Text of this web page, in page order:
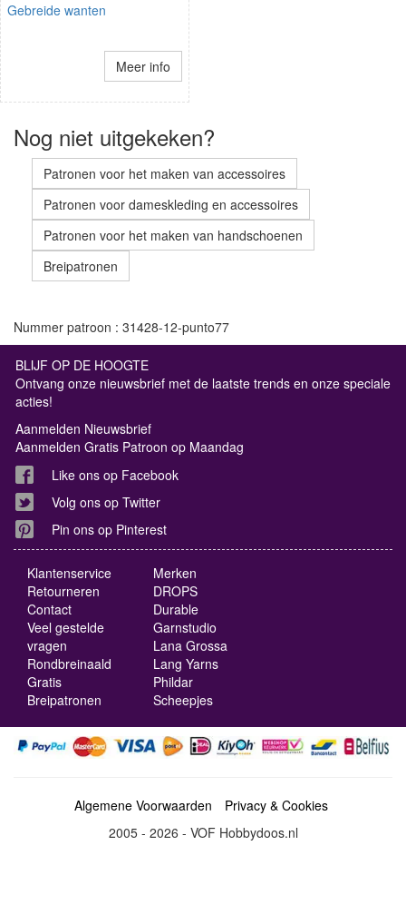
Gebreide wanten
Meer info
Nog niet uitgekeken?
Patronen voor het maken van accessoires
Patronen voor dameskleding en accessoires
Patronen voor het maken van handschoenen
Breipatronen
Nummer patroon : 31428-12-punto77
BLIJF OP DE HOOGTE
Ontvang onze nieuwsbrief met de laatste trends en onze speciale
acties!
Aanmelden Nieuwsbrief
Aanmelden Gratis Patroon op Maandag
Like ons op Facebook
Volg ons op Twitter
Pin ons op Pinterest
Klantenservice
Retourneren
Contact
Veel gestelde
vragen
Rondbreinaald
Gratis
Breipatronen
Merken
DROPS
Durable
Garnstudio
Lana Grossa
Lang Yarns
Phildar
Scheepjes
Algemene Voorwaarden
Privacy & Cookies
2005 - 2026 - VOF Hobbydoos.nl